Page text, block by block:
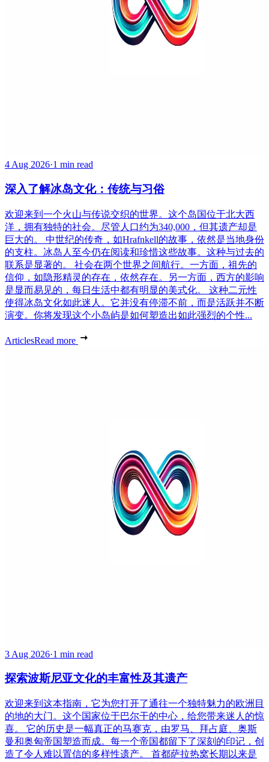
4 Aug 2026·1 min read
深入了解冰岛文化：传统与习俗
欢迎来到一个火山与传说交织的世界。这个岛国位于北大西
洋，拥有独特的社会。尽管人口约为340,000，但其遗产却是
巨大的。 中世纪的传奇，如Hrafnkell的故事，依然是当地身份
的支柱。冰岛人至今仍在阅读和珍惜这些故事。这种与过去的
联系是显著的。 社会在两个世界之间航行。一方面，祖先的
信仰，如隐形精灵的存在，依然存在。另一方面，西方的影响
是显而易见的，每日生活中都有明显的美式化。 这种二元性
使得冰岛文化如此迷人。它并没有停滞不前，而是活跃并不断
演变。你将发现这个小岛屿是如何塑造出如此强烈的个性...
ArticlesRead more
3 Aug 2026·1 min read
探索波斯尼亚文化的丰富性及其遗产
欢迎来到这本指南，它为您打开了通往一个独特魅力的欧洲目
的地的大门。这个国家位于巴尔干的中心，给您带来迷人的惊
喜。 它的历史是一幅真正的马赛克，由罗马、拜占庭、奥斯
曼和奥匈帝国塑造而成。每一个帝国都留下了深刻的印记，创
造了令人难以置信的多样性遗产。 首都萨拉热窝长期以来是